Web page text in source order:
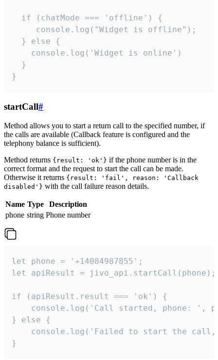
  if (chatMode === 'offline') {
     console.log("Widget is offline");
  } else {
    console.log('Widget is online')
  }
}
startCall#
Method allows you to start a return call to the specified number, if
the calls are available (Callback feature is configured and the
telephony balance is sufficient).
Method returns {result: 'ok'} if the phone number is in the
correct format and the request to start the call can be made.
Otherwise it returns {result: 'fail', reason: 'Callback
disabled'} with the call failure reason details.
Name Type
Description
phone string Phone number
let phone = '+14084987855';
let apiResult = jivo_api.startCall(phone);
if (apiResult.result === 'ok') {
console.log('Call started, phone: ',
} else {
console.log('Failed to start the
}